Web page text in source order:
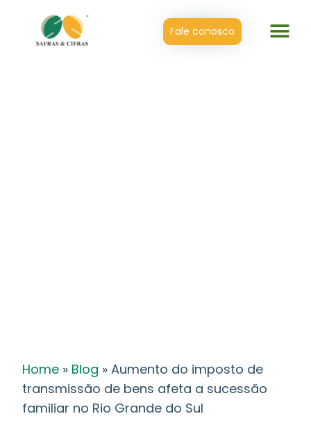
Fale conosco
Home » Blog »Aumento do imposto de
transmissão de bens afeta a sucessão
familiar no Rio Grande do Sul